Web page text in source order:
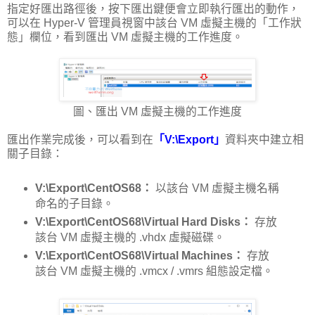
指定好匯出路徑後，按下匯出鍵便會立即執行匯出的動作，
可以在 Hyper-V 管理員視窗中該台 VM 虛擬主機的「工作狀
態」欄位，看到匯出 VM 虛擬主機的工作進度。
圖、匯出 VM 虛擬主機的工作進度
匯出作業完成後，可以看到在 「V:\Export」 資料夾中建立相
關子目錄：
V:\Export\CentOS68： 以該台 VM 虛擬主機名稱
命名的子目錄。
V:\Export\CentOS68\Virtual Hard Disks： 存放
該台 VM 虛擬主機的 .vhdx 虛擬磁碟。
V:\Export\CentOS68\Virtual Machines： 存放
該台 VM 虛擬主機的 .vmcx / .vmrs 組態設定檔。